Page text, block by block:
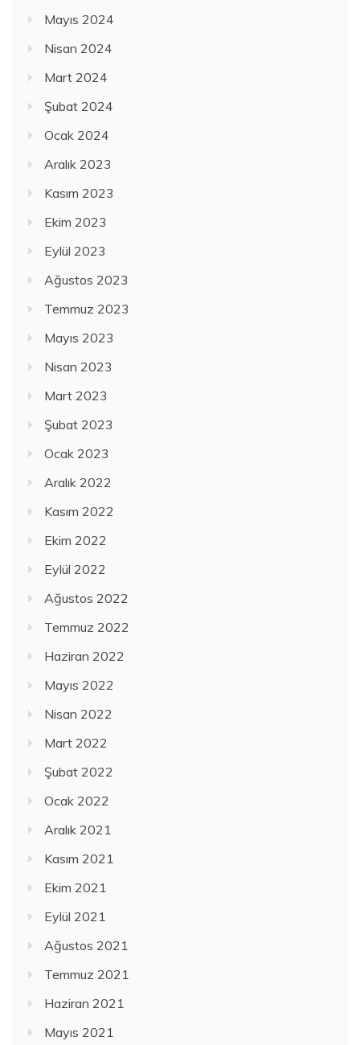
Mayıs 2024
Nisan 2024
Mart 2024
Şubat 2024
Ocak 2024
Aralık 2023
Kasım 2023
Ekim 2023
Eylül 2023
Ağustos 2023
Temmuz 2023
Mayıs 2023
Nisan 2023
Mart 2023
Şubat 2023
Ocak 2023
Aralık 2022
Kasım 2022
Ekim 2022
Eylül 2022
Ağustos 2022
Temmuz 2022
Haziran 2022
Mayıs 2022
Nisan 2022
Mart 2022
Şubat 2022
Ocak 2022
Aralık 2021
Kasım 2021
Ekim 2021
Eylül 2021
Ağustos 2021
Temmuz 2021
Haziran 2021
Mayıs 2021